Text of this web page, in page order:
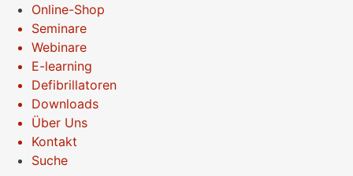
Online-Shop
Seminare
Webinare
E-learning
Defibrillatoren
Downloads
Über Uns
Kontakt
Suche